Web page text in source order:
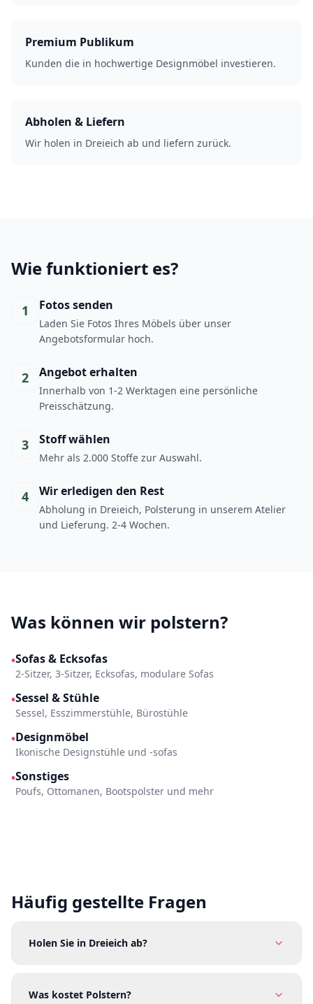
Premium Publikum
Kunden die in hochwertige Designmöbel investieren.
Abholen & Liefern
Wir holen in Dreieich ab und liefern zurück.
Wie funktioniert es?
1 Fotos senden
Laden Sie Fotos Ihres Möbels über unser
Angebotsformular hoch.
2 Angebot erhalten
Innerhalb von 1-2 Werktagen eine persönliche
Preisschätzung.
3 Stoff wählen
Mehr als 2.000 Stoffe zur Auswahl.
4 Wir erledigen den Rest
Abholung in Dreieich, Polsterung in unserem Atelier
und Lieferung. 2-4 Wochen.
Was können wir polstern?
•Sofas & Ecksofas
2-Sitzer, 3-Sitzer, Ecksofas, modulare Sofas
•Sessel & Stühle
Sessel, Esszimmerstühle, Bürostühle
•Designmöbel
Ikonische Designstühle und -sofas
•Sonstiges
Poufs, Ottomanen, Bootspolster und mehr
Häufig gestellte Fragen
Holen Sie in Dreieich ab?
Was kostet Polstern?